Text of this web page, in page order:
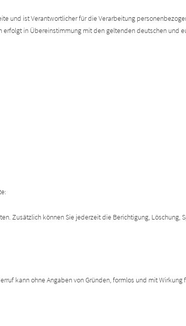
und ist Verantwortlicher für die Verarbeitung
in Übereinstimmung mit den geltenden deutschen und
Zusätzlich können Sie jederzeit die Berichtigung, Löschung,
kann ohne Angaben von Gründen, formlos und mit